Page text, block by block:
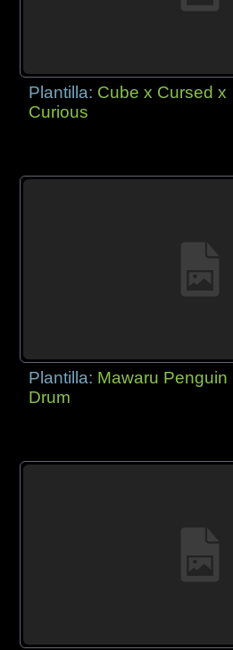
Plantilla: Cube x Cursed x
Curious
Plantilla: Mawaru Penguin
Drum